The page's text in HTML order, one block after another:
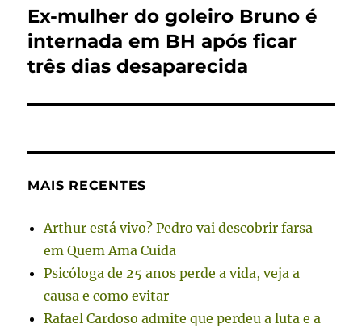
Próximo
post:
Ex-mulher do goleiro Bruno é
internada em BH após ficar
três dias desaparecida
MAIS RECENTES
Arthur está vivo? Pedro vai descobrir farsa
em Quem Ama Cuida
Psicóloga de 25 anos perde a vida, veja a
causa e como evitar
Rafael Cardoso admite que perdeu a luta e a